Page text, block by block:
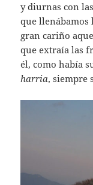
y diurnas con
que llenábamos
gran cariño
que extraía las
él, como había
harria, siempre